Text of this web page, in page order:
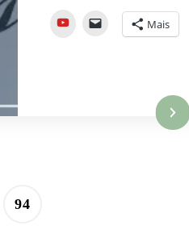
YouTube Mais
Ler mais
PÁGINA
94